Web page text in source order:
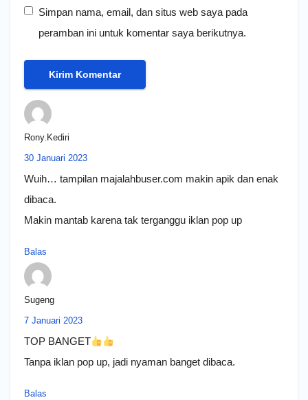
Simpan nama, email, dan situs web saya pada
peramban ini untuk komentar saya berikutnya.
Rony.Kediri
30 Januari 2023
Wuih… tampilan majalahbuser.com makin apik dan enak
dibaca.
Makin mantab karena tak terganggu iklan pop up
Balas
Sugeng
7 Januari 2023
TOP BANGET
Tanpa iklan pop up, jadi nyaman banget dibaca.
Balas